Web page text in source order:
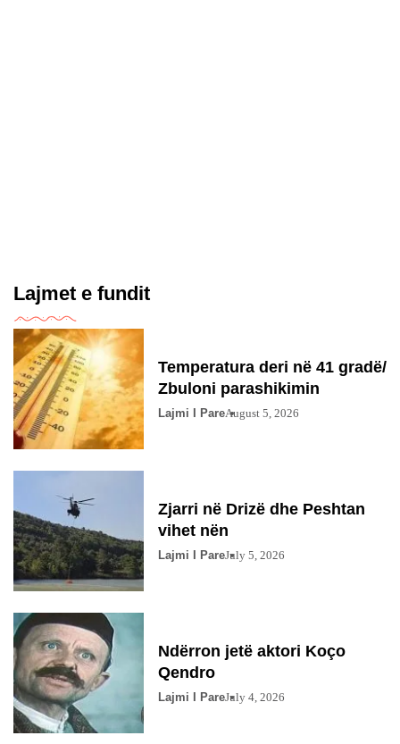
Lajmet e fundit
Temperatura deri në 41 gradë/
Zbuloni parashikimin
Lajmi I PareAugust 5, 2026
Zjarri në Drizë dhe Peshtan
vihet nën
Lajmi I PareJuly 5, 2026
Ndërron jetë aktori Koço
Qendro
Lajmi I PareJuly 4, 2026